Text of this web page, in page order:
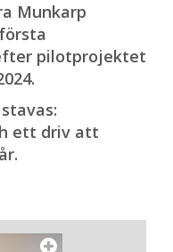
Munkarp
pilotprojektet
ett driv att